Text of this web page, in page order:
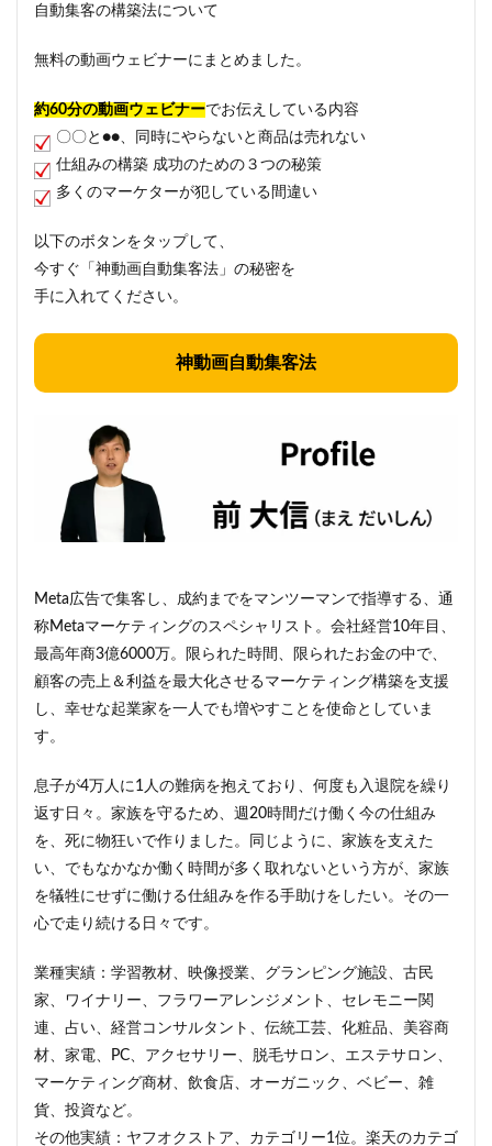
自動集客の構築法について
無料の動画ウェビナーにまとめました。
約60分の動画ウェビナーでお伝えしている内容
〇〇と●●、同時にやらないと商品は売れない
仕組みの構築 成功のための３つの秘策
多くのマーケターが犯している間違い
以下のボタンをタップして、
今すぐ「神動画自動集客法」の秘密を
手に入れてください。
神動画自動集客法
Meta広告で集客し、成約までをマンツーマンで指導する、通
称Metaマーケティングのスペシャリスト。会社経営10年目、
最高年商3億6000万。限られた時間、限られたお金の中で、
顧客の売上＆利益を最大化させるマーケティング構築を支援
し、幸せな起業家を一人でも増やすことを使命としていま
す。
息子が4万人に1人の難病を抱えており、何度も入退院を繰り
返す日々。家族を守るため、週20時間だけ働く今の仕組み
を、死に物狂いで作りました。同じように、家族を支えた
い、でもなかなか働く時間が多く取れないという方が、家族
を犠牲にせずに働ける仕組みを作る手助けをしたい。その一
心で走り続ける日々です。
業種実績：学習教材、映像授業、グランピング施設、古民
家、ワイナリー、フラワーアレンジメント、セレモニー関
連、占い、経営コンサルタント、伝統工芸、化粧品、美容商
材、家電、PC、アクセサリー、脱毛サロン、エステサロン、
マーケティング商材、飲食店、オーガニック、ベビー、雑
貨、投資など。
その他実績：ヤフオクストア、カテゴリー1位。楽天のカテゴ